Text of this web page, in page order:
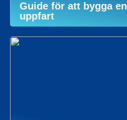
Guide för att bygga en
uppfart